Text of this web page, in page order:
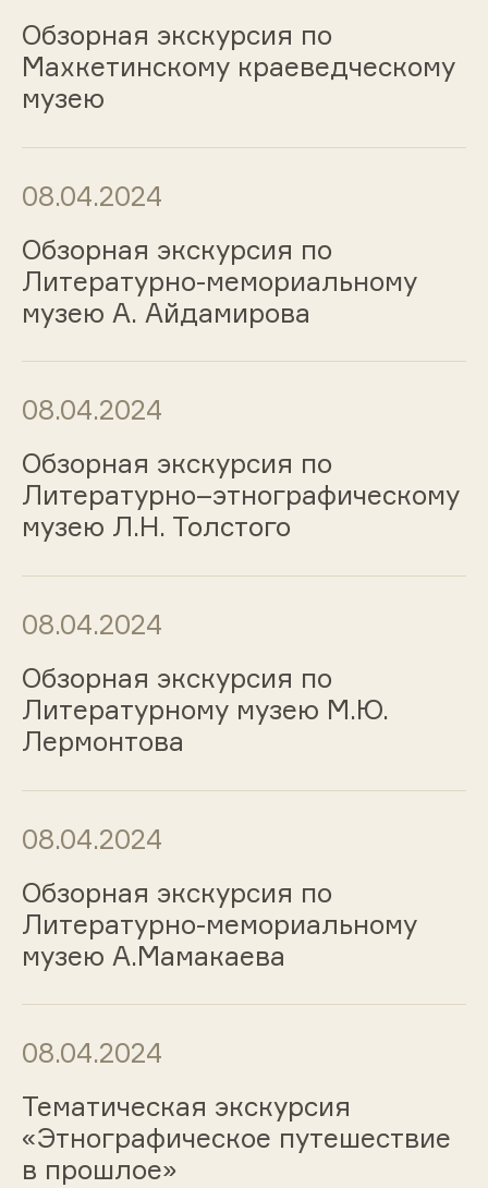
Обзорная экскурсия по
Махкетинскому краеведческому
музею
08.04.2024
Обзорная экскурсия по
Литературно-мемориальному
музею А. Айдамирова
08.04.2024
Обзорная экскурсия по
Литературно–этнографическому
музею Л.Н. Толстого
08.04.2024
Обзорная экскурсия по
Литературному музею М.Ю.
Лермонтова
08.04.2024
Обзорная экскурсия по
Литературно-мемориальному
музею А.Мамакаева
08.04.2024
Тематическая экскурсия
«Этнографическое путешествие
в прошлое»